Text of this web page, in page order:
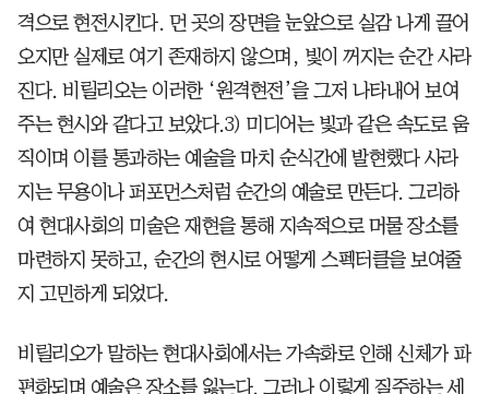
격으로 현전시킨다. 먼 곳의 장면을 눈앞으로 실감 나게 끌어
오지만 실제로 여기 존재하지 않으며, 빛이 꺼지는 순간 사라
진다. 비릴리오는 이러한 ‘원격현전’을 그저 나타내어 보여
주는 현시와 같다고 보았다.3) 미디어는 빛과 같은 속도로 움
직이며 이를 통과하는 예술을 마치 순식간에 발현했다 사라
지는 무용이나 퍼포먼스처럼 순간의 예술로 만든다. 그리하
여 현대사회의 미술은 재현을 통해 지속적으로 머물 장소를
마련하지 못하고, 순간의 현시로 어떻게 스펙터클을 보여줄
지 고민하게 되었다.
비릴리오가 말하는 현대사회에서는 가속화로 인해 신체가 파
편화되며 예술은 장소를 잃는다. 그러나 이렇게 질주하는 세